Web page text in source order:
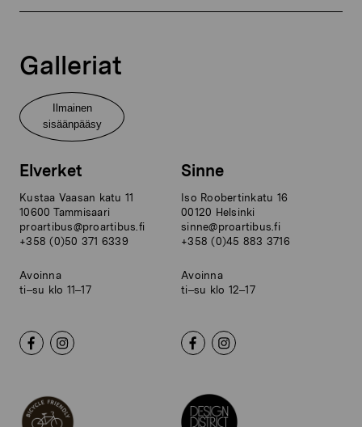
Galleriat
Ilmainen
sisäänpääsy
Elverket
Kustaa Vaasan katu 11
10600 Tammisaari
proartibus@proartibus.fi
+358 (0)50 371 6339
Avoinna
ti–su klo 11–17
Sinne
Iso Roobertinkatu 16
00120 Helsinki
sinne@proartibus.fi
+358 (0)45 883 3716
Avoinna
ti–su klo 12–17